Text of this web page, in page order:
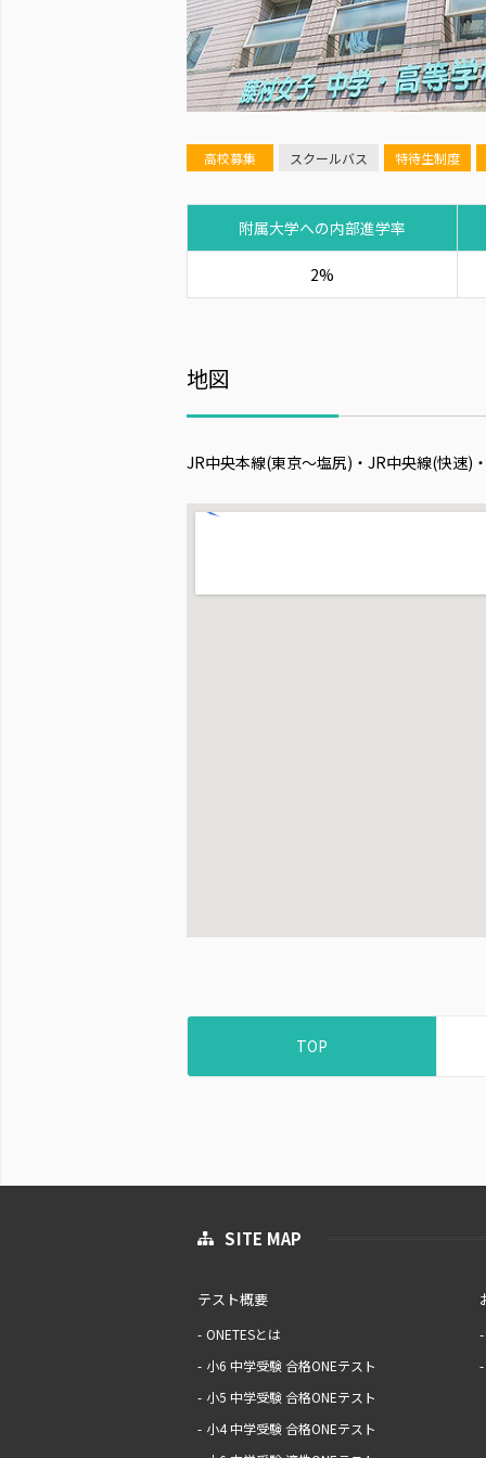
高校募集 スクールバス 特待生制度
附属大学への内部進学率
2%
地図
JR中央本線(東京～塩尻)・JR中央線(快速)
TOP
SITE MAP
テスト概要
ONETESとは
小6 中学受験 合格ONEテスト
小5 中学受験 合格ONEテスト
小4 中学受験 合格ONEテスト